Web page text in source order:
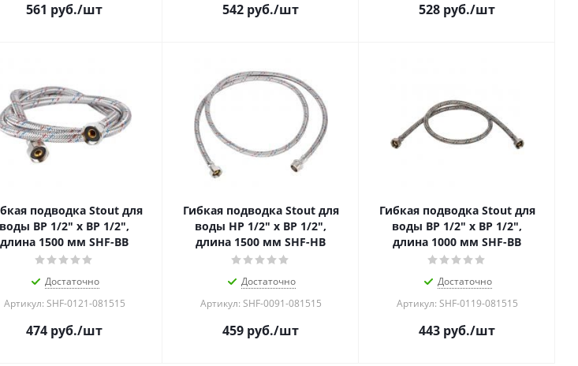
561 руб./шт 542 руб./шт 528 руб./шт
подводка Stout для
воды ВР 1/2" х ВР 1/2",
длина 1500 мм SHF-BB
Достаточно
Артикул: SHF-0121-081515
474 руб./шт
Гибкая подводка Stout для
воды НР 1/2" х ВР 1/2",
длина 1500 мм SHF-НB
Достаточно
Артикул: SHF-0091-081515
459 руб./шт
Гибкая подводка Stout для
воды ВР 1/2" х ВР 1/2",
длина 1000 мм SHF-BB
Достаточно
Артикул: SHF-0119-081515
443 руб./шт